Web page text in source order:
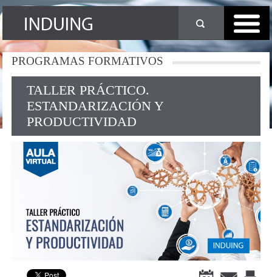
PROGRAMAS FORMATIVOS
TALLER PRÁCTICO.
ESTANDARIZACIÓN Y
PRODUCTIVIDAD